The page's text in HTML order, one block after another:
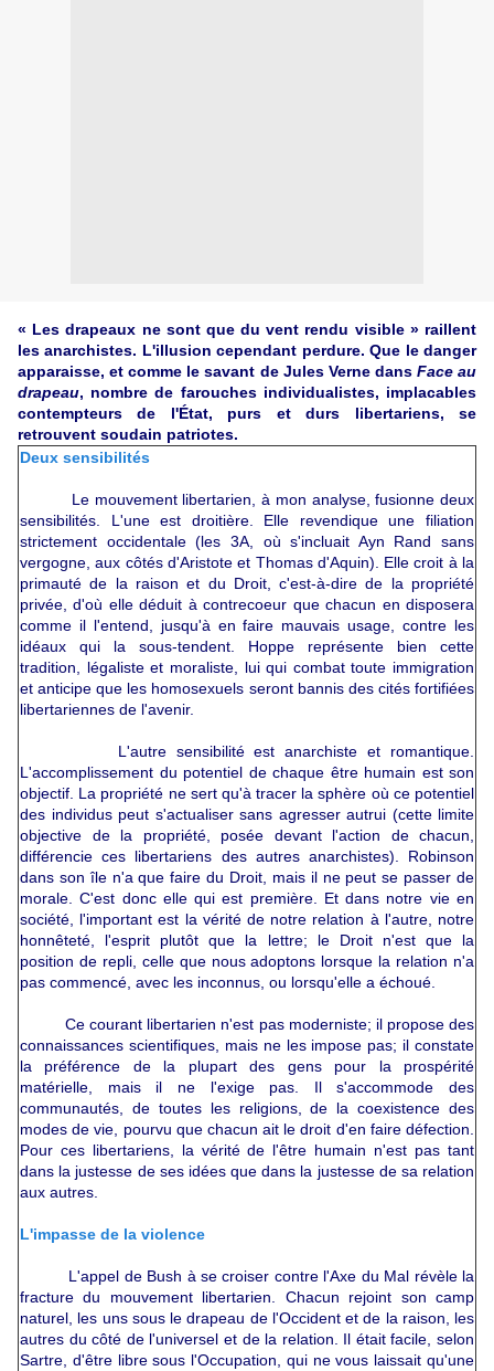
« Les drapeaux ne sont que du vent rendu visible »raillent
les anarchistes. L'illusion cependant perdure. Que le danger
apparaisse, et comme le savant de Jules Verne dans Face au
drapeau, nombre de farouches individualistes, implacables
contempteurs de l'État, purs et durs libertariens, se
retrouvent soudain patriotes.
Deux sensibilités
Le mouvement libertarien, à mon analyse, fusionne deux
sensibilités. L'une est droitière. Elle revendique une filiation
strictement occidentale (les 3A, où s'incluait Ayn Rand sans
vergogne, aux côtés d'Aristote et Thomas d'Aquin). Elle croit à la
primauté de la raison et du Droit, c'est-à-dire de la propriété
privée, d'où elle déduit à contrecoeur que chacun en disposera
comme il l'entend, jusqu'à en faire mauvais usage, contre les
idéaux qui la sous-tendent. Hoppe représente bien cette
tradition, légaliste et moraliste, lui qui combat toute immigration
et anticipe que les homosexuels seront bannis des cités fortifiées
libertariennes de l'avenir.
L'autre sensibilité est anarchiste et romantique.
L'accomplissement du potentiel de chaque être humain est son
objectif. La propriété ne sert qu'à tracer la sphère où ce potentiel
des individus peut s'actualiser sans agresser autrui (cette limite
objective de la propriété, posée devant l'action de chacun,
différencie ces libertariens des autres anarchistes). Robinson
dans son île n'a que faire du Droit, mais il ne peut se passer de
morale. C'est donc elle qui est première. Et dans notre vie en
société, l'important est la vérité de notre relation à l'autre, notre
honnêteté, l'esprit plutôt que la lettre; le Droit n'est que la
position de repli, celle que nous adoptons lorsque la relation n'a
pas commencé, avec les inconnus, ou lorsqu'elle a échoué.
Ce courant libertarien n'est pas moderniste; il propose des
connaissances scientifiques, mais ne les impose pas; il constate
la préférence de la plupart des gens pour la prospérité
matérielle, mais il ne l'exige pas. Il s'accommode des
communautés, de toutes les religions, de la coexistence des
modes de vie, pourvu que chacun ait le droit d'en faire défection.
Pour ces libertariens, la vérité de l'être humain n'est pas tant
dans la justesse de ses idées que dans la justesse de sa relation
aux autres.
L'impasse de la violence
L'appel de Bush à se croiser contre l'Axe du Mal révèle la
fracture du mouvement libertarien. Chacun rejoint son camp
naturel, les uns sous le drapeau de l'Occident et de la raison, les
autres du côté de l'universel et de la relation. Il était facile, selon
Sartre, d'être libre sous l'Occupation, qui ne vous laissait qu'une